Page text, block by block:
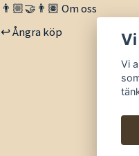
👨🏼‍🤝‍👨🏽 Om oss
↩️ Ångra köp
Vi